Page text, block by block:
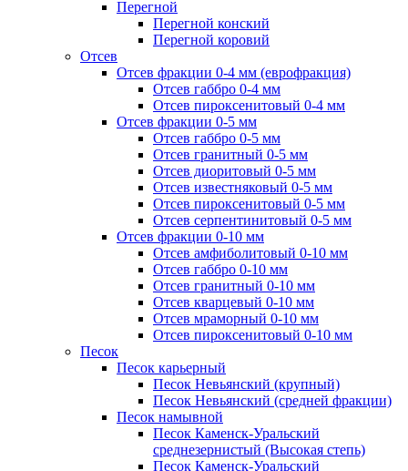
Перегной
Перегной конский
Перегной коровий
Отсев
Отсев фракции 0-4 мм (еврофракция)
Отсев габбро 0-4 мм
Отсев пироксенитовый 0-4 мм
Отсев фракции 0-5 мм
Отсев габбро 0-5 мм
Отсев гранитный 0-5 мм
Отсев диоритовый 0-5 мм
Отсев известняковый 0-5 мм
Отсев пироксенитовый 0-5 мм
Отсев серпентинитовый 0-5 мм
Отсев фракции 0-10 мм
Отсев амфиболитовый 0-10 мм
Отсев габбро 0-10 мм
Отсев гранитный 0-10 мм
Отсев кварцевый 0-10 мм
Отсев мраморный 0-10 мм
Отсев пироксенитовый 0-10 мм
Песок
Песок карьерный
Песок Невьянский (крупный)
Песок Невьянский (средней фракции)
Песок намывной
Песок Каменск-Уральский
среднезернистый (Высокая степь)
Песок Каменск-Уральский